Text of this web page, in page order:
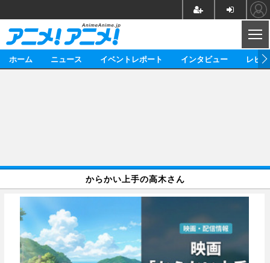
イベント
海外イベント ビジネス
俳優・タレント アーティスト
ビジネス
レビュー
アニメ 実写
書評
ゲーム 座談会
動画
アニメ
アニメ！アニメ！TV
連載・コラム
ホーム ニュース イベントレポート インタビュー レビ
からかい上手の高木さん